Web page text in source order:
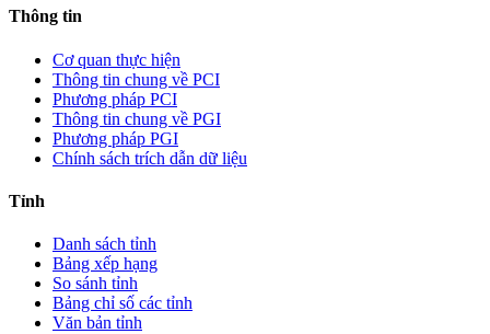
Thông tin
Cơ quan thực hiện
Thông tin chung về PCI
Phương pháp PCI
Thông tin chung về PGI
Phương pháp PGI
Chính sách trích dẫn dữ liệu
Tỉnh
Danh sách tỉnh
Bảng xếp hạng
So sánh tỉnh
Bảng chỉ số các tỉnh
Văn bản tỉnh